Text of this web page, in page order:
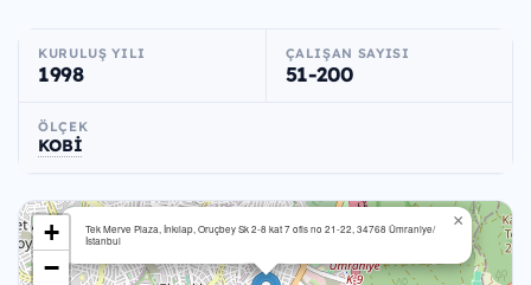
KURULUŞ YILI
1998
ÇALIŞAN SAYISI
51-200
ÖLÇEK
KOBİ
Tek Merve Plaza, İnkılap, Oruçbey Sk 2-8 kat 7 ofis no 21-22, 34768 Ümraniye/
İstanbul
×
+
−